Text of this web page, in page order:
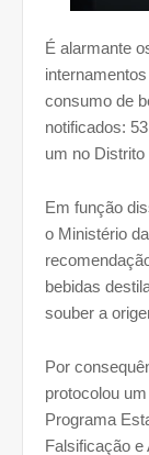
É alarmante
consumo de
notificados:
um no Distrito
Em função
o Ministério
bebidas
souber a
Por
protocolou
Programa
Falsificação e